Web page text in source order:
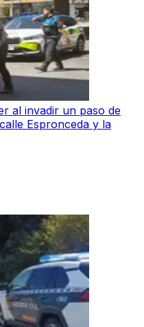
al invadir un paso de
Espronceda y la